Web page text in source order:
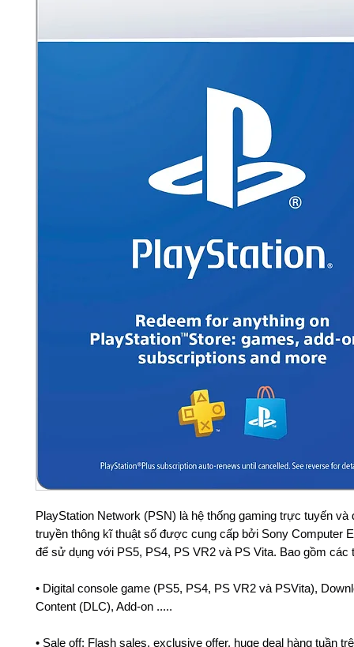
PlayStation Network (PSN) là hệ thống gaming trực tuyến và
truyền thông kĩ thuật số được cung cấp bởi Sony Computer
để sử dụng với PS5, PS4, PS VR2 và PS Vita. Bao gồm các
• Digital console game (PS5, PS4, PS VR2 và PSVita),
Content (DLC), Add-on .....
• Sale off: Flash sales, exclusive offer, huge deal hàng tuần